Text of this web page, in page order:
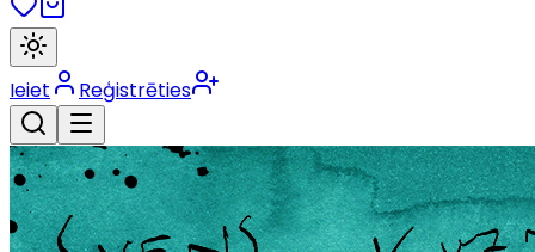
Ieiet Reģistrēties